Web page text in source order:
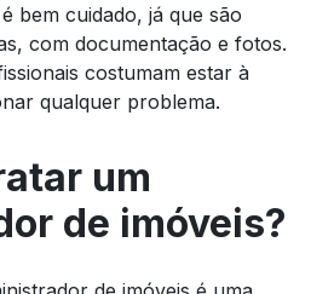
bem cuidado, já que são
com documentação e fotos.
costumam estar à
qualquer problema.
um
de imóveis?